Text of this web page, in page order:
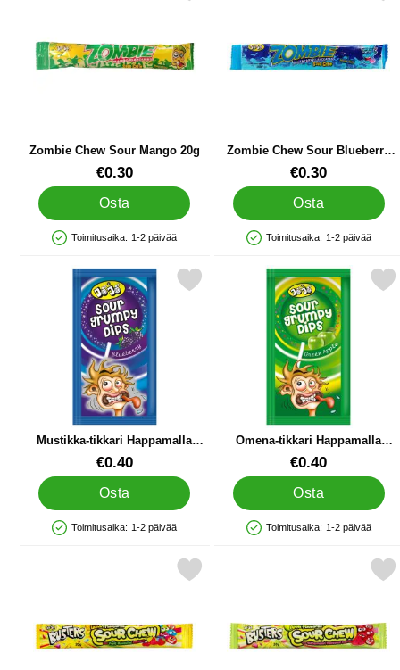
Zombie Chew Sour Mango 20g
Tuote.nro 90113€0.30
Osta
Saatavuus: Varastossa
Toimitusaika: 1-2 päivää
Zombie Chew Sour Blueberry
20g
Tuote.nro 90109€0.30
Osta
Saatavuus: Varastossa
Toimitusaika: 1-2 päivää
Mustikka-tikkari Happamalla
Karkkipulverilla 15g
Tuote.nro 89877€0.40
Osta
Saatavuus: Varastossa
Toimitusaika: 1-2 päivää
mustikka-tikkari Happamalla Karkkipulverilla 15g suosikiksi
Omena-tikkari Happamalla
Karkkipulverilla 15g
Tuote.nro 89879€0.40
Osta
Saatavuus: Varastossa
Toimitusaika: 1-2 päivää
Merkitse omena-tikkari Happamalla
Merkitse busters Sour Chew Lemon & Fruit 20g suosikiksi
Merkitse busters Sour Chew Apple